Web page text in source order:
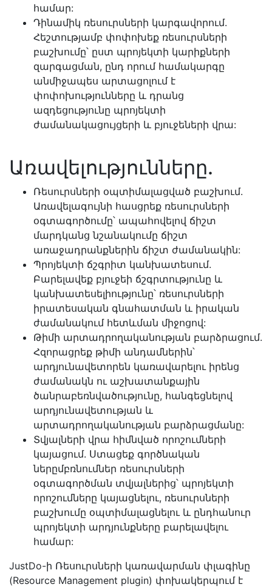
համար:
Դինամիկ ռեսուրսների կարգավորում.
Հեշտությամբ փոփոխեք ռեսուրսների
բաշխումը՝ ըստ պրոյեկտի կարիքների
զարգացման, ընդ որում համակարգը
անմիջապես արտացոլում է
փոփոխությունները և դրանց
ազդեցությունը պրոյեկտի
ժամանակացույցերի և բյուջեների վրա:
Առավելությունները.
Ռեսուրսների օպտիմալացված բաշխում.
Առավելագույնի հասցրեք ռեսուրսների
օգտագործումը՝ ապահովելով ճիշտ
մարդկանց նշանակումը ճիշտ
առաջադրանքներին ճիշտ ժամանակին:
Պրոյեկտի ճշգրիտ կանխատեսում.
Բարելավեք բյուջեի ճշգրտությունը և
կանխատեսելիությունը՝ ռեսուրսների
իրատեսական գնահատման և իրական
ժամանակում հետևման միջոցով:
Թիմի արտադրողականության բարձրացում.
Հզորացրեք թիմի անդամներին՝
արդյունավետորեն կառավարելու իրենց
ժամանակն ու աշխատանքային
ծանրաբեռնվածությունը, հանգեցնելով
արդյունավետության և
արտադրողականության բարձրացմանը:
Տվյալների վրա հիմնված որոշումների
կայացում. Ստացեք գործնական
ներըմբռնումներ ռեսուրսների
օգտագործման տվյալներից՝ պրոյեկտի
որոշումները կայացնելու, ռեսուրսների
բաշխումը օպտիմալացնելու և ընդհանուր
պրոյեկտի արդյունքները բարելավելու
համար:
JustDo-ի Ռեսուրսների կառավարման փլագինը
(Resource Management plugin) փոխակերպում է